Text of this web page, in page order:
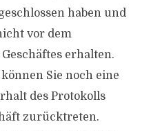
haben und
vor dem
erhalten.
Sie noch eine
des Protokolls
zurücktreten.